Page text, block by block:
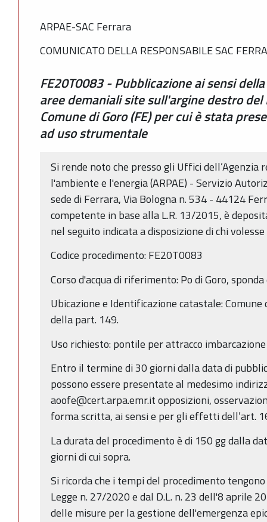
ARPAE-SAC Ferrara
COMUNICATO DELLA RESPONSABILE SAC
FE20T0083 - Pubblicazione ai sensi
aree demaniali site sull'argine destro del
Comune di Goro (FE) per cui è stata
ad uso strumentale
Si rende noto che presso gli Uffici dell’Agenzia
l'ambiente e l'energia (ARPAE) - Servizio
sede di Ferrara, Via Bologna n. 534 - 44124
competente in base alla L.R. 13/2015, è
nel seguito indicata a disposizione di chi
Codice procedimento: FE20T0083
Corso d'acqua di riferimento: Po di Goro,
Ubicazione e Identificazione catastale: Comune
della part. 149.
Uso richiesto: pontile per attracco
Entro il termine di 30 giorni dalla data di
possono essere presentate al medesimo
aoofe@cert.arpa.emr.it opposizioni,
forma scritta, ai sensi e per gli effetti dell’art.
La durata del procedimento è di 150 gg dalla
giorni di cui sopra.
Si ricorda che i tempi del procedimento
Legge n. 27/2020 e dal D.L. n. 23 dell'8 aprile
delle misure per la gestione dell'emergenza